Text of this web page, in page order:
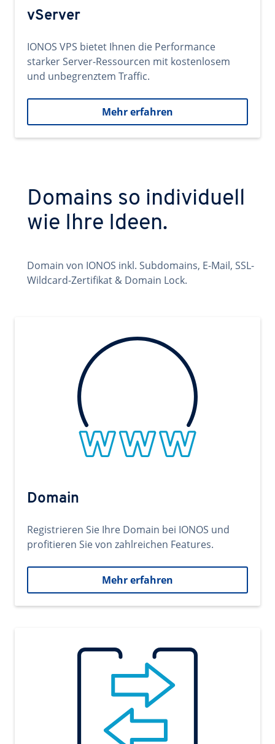
vServer
IONOS VPS bietet Ihnen die Performance
starker Server-Ressourcen mit kostenlosem
und unbegrenztem Traffic.
Mehr erfahren
Domains so individuell
wie Ihre Ideen.
Domain von IONOS inkl. Subdomains, E-Mail, SSL-
Wildcard-Zertifikat & Domain Lock.
Domain
Registrieren Sie Ihre Domain bei IONOS und
profitieren Sie von zahlreichen Features.
Mehr erfahren